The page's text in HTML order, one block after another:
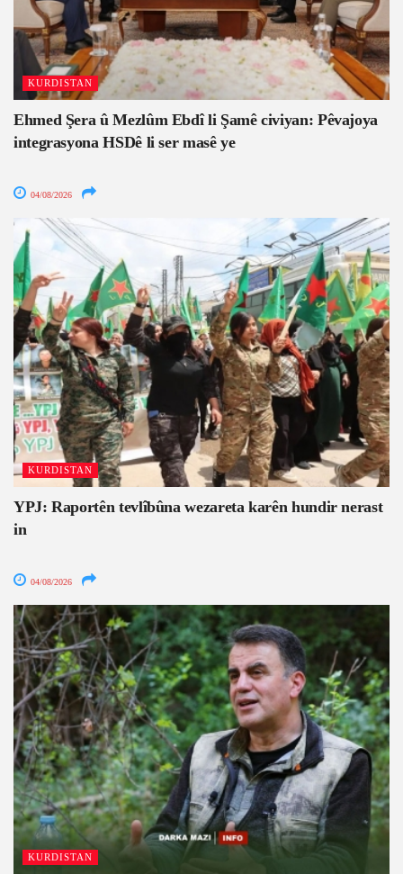
KURDISTAN
Ehmed Şera û Mezlûm Ebdî li Şamê civiyan: Pêvajoya
integrasyona HSDê li ser masê ye
04/08/2026
KURDISTAN
YPJ: Raportên tevlîbûna wezareta karên hundir nerast
in
04/08/2026
KURDISTAN